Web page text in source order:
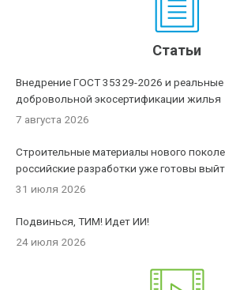
Статьи
Внедрение ГОСТ 35329-2026 и
добровольной экосертификации жилья
7 августа 2026
Строительные материалы нового
российские разработки уже готовы
31 июля 2026
Подвинься, ТИМ! Идет ИИ!
24 июля 2026